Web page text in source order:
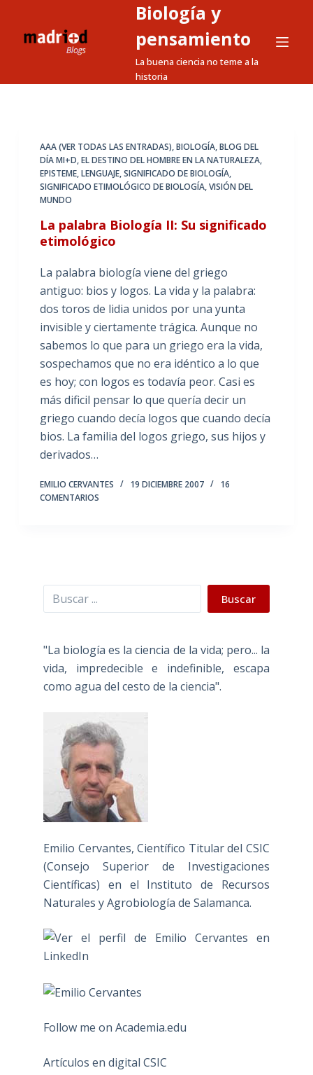
a
Biología y
pensamiento
La buena ciencia no teme a la
historia
AAA (VER TODAS LAS ENTRADAS),BIOLOGÍA,BLOG DEL
DÍA MI+D,EL DESTINO DEL HOMBRE EN LA NATURALEZA,
EPISTEME,LENGUAJE,SIGNIFICADO DE BIOLOGÍA,
SIGNIFICADO ETIMOLÓGICO DE BIOLOGÍA,VISIÓN DEL
MUNDO
La palabra Biología II: Su significado
etimológico
La palabra biología viene del griego
antiguo: bios y logos. La vida y la palabra:
dos toros de lidia unidos por una yunta
invisible y ciertamente trágica. Aunque no
sabemos lo que para un griego era la vida,
sospechamos que no era idéntico a lo que
es hoy; con logos es todavía peor. Casi es
más dificil pensar lo que quería decir un
griego cuando decía logos que cuando decía
bios. La familia del logos griego, sus hijos y
derivados…
EMILIO CERVANTES 19 DICIEMBRE 2007
16
COMENTARIOS
Buscar Buscar
"La biología es la ciencia de la vida; pero... la
vida, impredecible e indefinible, escapa
como agua del cesto de la ciencia".
Emilio Cervantes, Científico Titular del CSIC
(Consejo Superior de Investigaciones
Científicas) en el Instituto de Recursos
Naturales y Agrobiología de Salamanca.
Follow me on Academia.edu
Artículos en digital CSIC